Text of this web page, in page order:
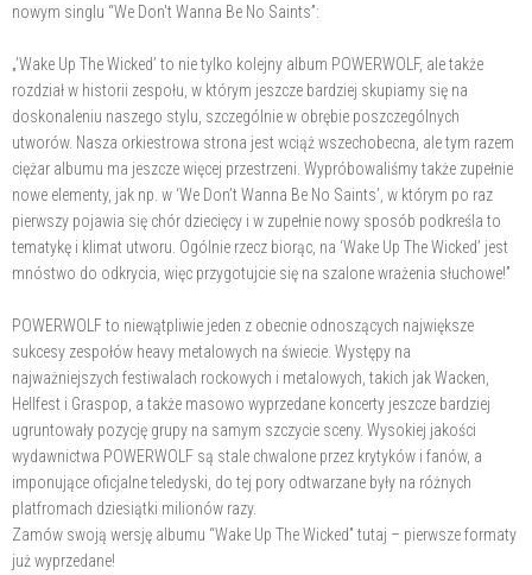
nowym singlu “We Don't Wanna Be No Saints”:
„’Wake Up The Wicked’ to nie tylko kolejny album POWERWOLF, ale także
rozdział w historii zespołu, w którym jeszcze bardziej skupiamy się na
doskonaleniu naszego stylu, szczególnie w obrębie poszczególnych
utworów. Nasza orkiestrowa strona jest wciąż wszechobecna, ale tym razem
ciężar albumu ma jeszcze więcej przestrzeni. Wypróbowaliśmy także zupełnie
nowe elementy, jak np. w ‘We Don’t Wanna Be No Saints’, w którym po raz
pierwszy pojawia się chór dziecięcy i w zupełnie nowy sposób podkreśla to
tematykę i klimat utworu. Ogólnie rzecz biorąc, na ‘Wake Up The Wicked’ jest
mnóstwo do odkrycia, więc przygotujcie się na szalone wrażenia słuchowe!”
POWERWOLF to niewątpliwie jeden z obecnie odnoszących największe
sukcesy zespołów heavy metalowych na świecie. Występy na
najważniejszych festiwalach rockowych i metalowych, takich jak Wacken,
Hellfest i Graspop, a także masowo wyprzedane koncerty jeszcze bardziej
ugruntowały pozycję grupy na samym szczycie sceny. Wysokiej jakości
wydawnictwa POWERWOLF są stale chwalone przez krytyków i fanów, a
imponujące oficjalne teledyski, do tej pory odtwarzane były na różnych
platfromach dziesiątki milionów razy.
Zamów swoją wersję albumu “Wake Up The Wicked” tutaj – pierwsze formaty
już wyprzedane!